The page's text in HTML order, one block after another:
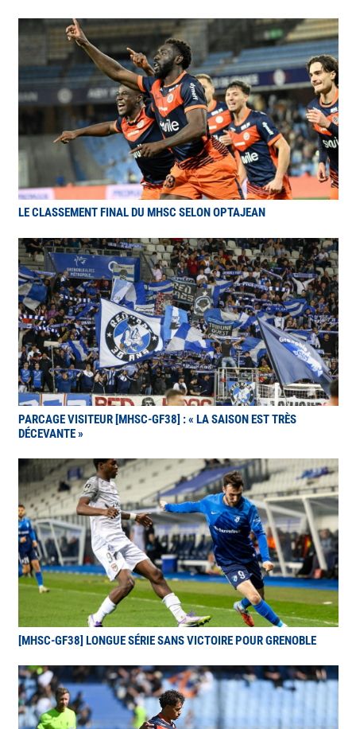
LE CLASSEMENT FINAL DU MHSC SELON OPTAJEAN
PARCAGE VISITEUR [MHSC-GF38] : « LA SAISON EST TRÈS
DÉCEVANTE »
[MHSC-GF38] LONGUE SÉRIE SANS VICTOIRE POUR GRENOBLE